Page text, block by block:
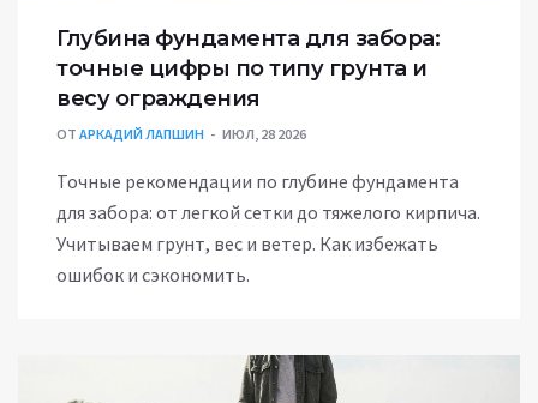
Глубина фундамента для забора:
точные цифры по типу грунта и
весу ограждения
ОТ АРКАДИЙ ЛАПШИН ИЮЛ, 28 2026
Точные рекомендации по глубине фундамента
для забора: от легкой сетки до тяжелого кирпича.
Учитываем грунт, вес и ветер. Как избежать
ошибок и сэкономить.